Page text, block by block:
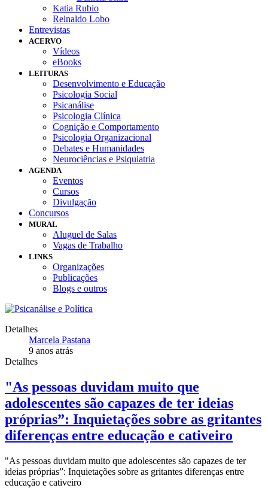
Katia Rubio
Reinaldo Lobo
Entrevistas
ACERVO
Vídeos
eBooks
LEITURAS
Desenvolvimento e Educação
Psicologia Social
Psicanálise
Psicologia Clínica
Cognição e Comportamento
Psicologia Organizacional
Debates e Humanidades
Neurociências e Psiquiatria
AGENDA
Eventos
Cursos
Divulgação
Concursos
MURAL
Aluguel de Salas
Vagas de Trabalho
LINKS
Organizações
Publicações
Blogs e outros
Detalhes
Marcela Pastana
9 anos atrás
Detalhes
"As pessoas duvidam muito que
adolescentes são capazes de ter ideias
próprias”: Inquietações sobre as gritantes
diferenças entre educação e cativeiro
"As pessoas duvidam muito que adolescentes são capazes de ter
ideias próprias”: Inquietações sobre as gritantes diferenças entre
educação e cativeiro